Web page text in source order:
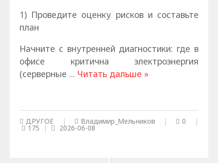
1) Проведите оценку рисков и составьте
план
Начните с внутренней диагностики: где в
офисе критична электроэнергия
(серверные ... Читать дальше »
ДРУГОЕ | Владимир_Мельников | 0 |
175 | 2026-06-08